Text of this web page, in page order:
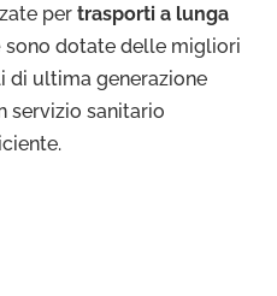
per trasporti a lunga
sono dotate delle migliori
di ultima generazione
servizio sanitario